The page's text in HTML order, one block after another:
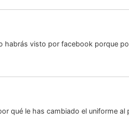
habrás visto por facebook porque
qué le has cambiado el uniforme al